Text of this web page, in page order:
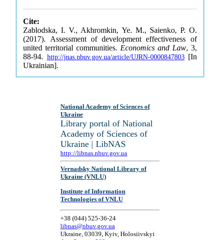
Cite:
Zablodska, I. V., Akhromkin, Ye. M., Saienko, P. O.
(2017). Assessment of development effectiveness of
united territorial communities. Economics and Law, 3,
88-94. http://jnas.nbuv.gov.ua/article/UJRN-0000847803[In
Ukrainian].
National Academy of Sciences of
Ukraine
Library portal of National
Academy of Sciences of
Ukraine | LibNAS
http://libnas.nbuv.gov.ua
Vernadsky National Library of
Ukraine (VNLU)
Institute of Information
Technologies of VNLU
+38 (044) 525-36-24
libnas@nbuv.gov.ua
Ukraine, 03039, Kyiv, Holosiivskyi